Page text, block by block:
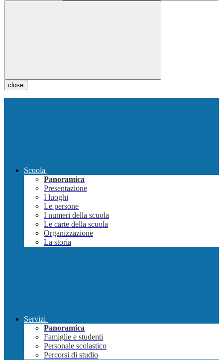
close
Scuola
Panoramica
Presentazione
I luoghi
Le persone
I numeri della scuola
Le carte della scuola
Organizzazione
La storia
Servizi
Panoramica
Famiglie e studenti
Personale scolastico
Percorsi di studio